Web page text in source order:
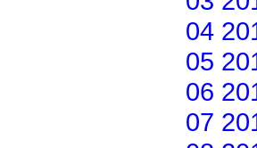
04
05
06
07